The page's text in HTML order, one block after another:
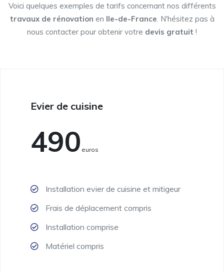
Voici quelques exemples de tarifs concernant nos différents
travaux de rénovation en Ile-de-France. N'hésitez pas à
nous contacter pour obtenir votre devis gratuit !
Evier de cuisine
490 Euros
Installation evier de cuisine et mitigeur
Frais de déplacement compris
Installation comprise
Matériel compris